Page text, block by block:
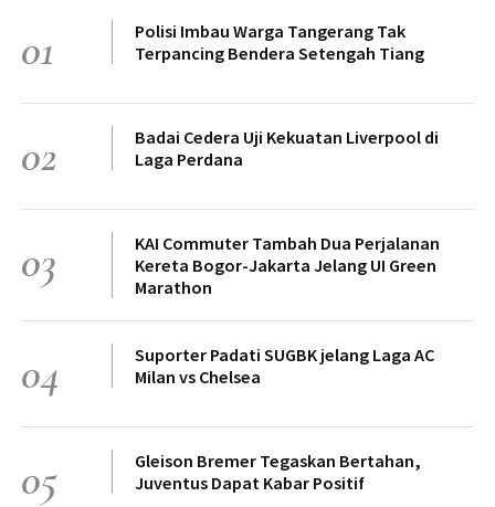
01
Polisi Imbau Warga Tangerang Tak
Terpancing Bendera Setengah Tiang
02
Badai Cedera Uji Kekuatan Liverpool di
Laga Perdana
03
KAI Commuter Tambah Dua Perjalanan
Kereta Bogor-Jakarta Jelang UI Green
Marathon
04
Suporter Padati SUGBK jelang Laga AC
Milan vs Chelsea
05
Gleison Bremer Tegaskan Bertahan,
Juventus Dapat Kabar Positif